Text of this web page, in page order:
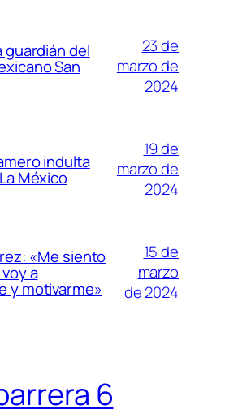
guardián del
San
23 de
marzo de
2024
indulta
México
19 de
marzo de
2024
«Me siento
a
y motivarme»
15 de
marzo
de 2024
6